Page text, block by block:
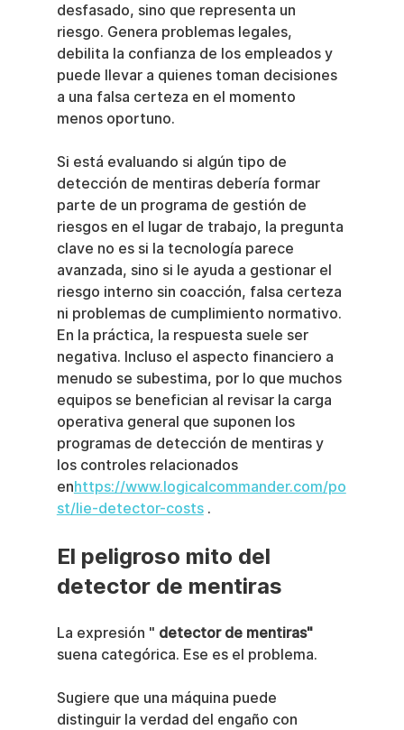
desfasado, sino que representa un
riesgo. Genera problemas legales,
debilita la confianza de los empleados y
puede llevar a quienes toman decisiones
a una falsa certeza en el momento
menos oportuno.
Si está evaluando si algún tipo de
detección de mentiras debería formar
parte de un programa de gestión de
riesgos en el lugar de trabajo, la pregunta
clave no es si la tecnología parece
avanzada, sino si le ayuda a gestionar el
riesgo interno sin coacción, falsa certeza
ni problemas de cumplimiento normativo.
En la práctica, la respuesta suele ser
negativa. Incluso el aspecto financiero a
menudo se subestima, por lo que muchos
equipos se benefician al revisar la carga
operativa general que suponen los
programas de detección de mentiras y
los controles relacionados
enhttps://www.logicalcommander.com/po
st/lie-detector-costs .
El peligroso mito del
detector de mentiras
La expresión " detector de mentiras"
suena categórica. Ese es el problema.
Sugiere que una máquina puede
distinguir la verdad del engaño con